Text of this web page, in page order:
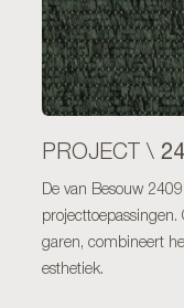
PROJECT \
De van Besouw
projecttoepassingen.
garen, combineert
esthetiek.